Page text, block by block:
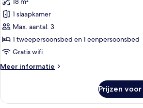
voor
Driepersoonskamer
(Privilege)
laden
1 slaapkamer
Max. aantal: 3
1 tweepersoonsbed en 1 eenpersoonsbed
Gratis wifi
Meer informatie
Meer
(Privilege)
Prijzen